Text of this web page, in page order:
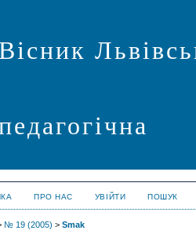
Вісник
ПРО НАС УВІЙТИ ПОШУК
№ 19 (2005) > Smak